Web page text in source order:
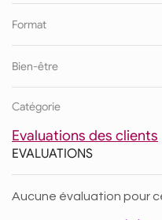
Format
Bien-être
Catégorie
Evaluations des clients
EVALUATIONS
Aucune évaluation pour